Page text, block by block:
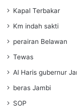
Kapal Terbakar
Km indah sakti
perairan Belawan
Tewas
Al Haris gubernur
beras Jambi
SOP